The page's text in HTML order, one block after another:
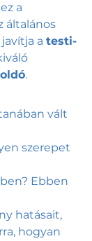
a
általános
a testi-
.
vált
szerepet
Ebben
hatásait,
hogyan